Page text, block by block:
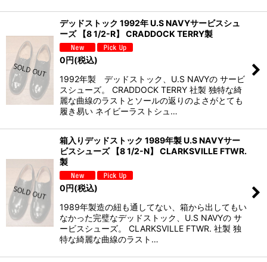
デッドストック 1992年 U.S NAVYサービスシュ
ーズ 【8 1/2-R】 CRADDOCK TERRY製
0円(税込)
1992年製 デッドストック、U.S NAVYの サービ
スシューズ。 CRADDOCK TERRY 社製 独特な綺
麗な曲線のラストとソールの返りのよさがとても
履き易い ネイビーラストシュ…
箱入りデッドストック 1989年製 U.S NAVYサー
ビスシューズ 【8 1/2-N】 CLARKSVILLE FTWR.
製
0円(税込)
1989年製造の紐も通してない、箱から出してもい
なかった完璧なデッドストック、U.S NAVYの サ
ービスシューズ。 CLARKSVILLE FTWR. 社製 独
特な綺麗な曲線のラスト…